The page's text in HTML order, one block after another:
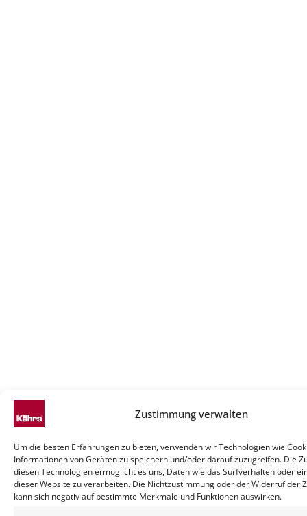
Zustimmung verwalten
Um die besten Erfahrungen zu bieten, verwenden wir Technologien wie
Informationen von Geräten zu speichern und/oder darauf zuzugreifen. Die
diesen Technologien ermöglicht es uns, Daten wie das Surfverhalten oder
dieser Website zu verarbeiten. Die Nichtzustimmung oder der Widerruf der
kann sich negativ auf bestimmte Merkmale und Funktionen auswirken.